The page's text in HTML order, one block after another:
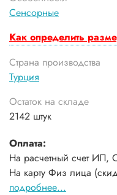
Сенсорные
Как определить
Страна производства
Турция
Остаток на складе
2142 штук
Оплата:
На расчетный счет
На карту Физ лица
подробнее...